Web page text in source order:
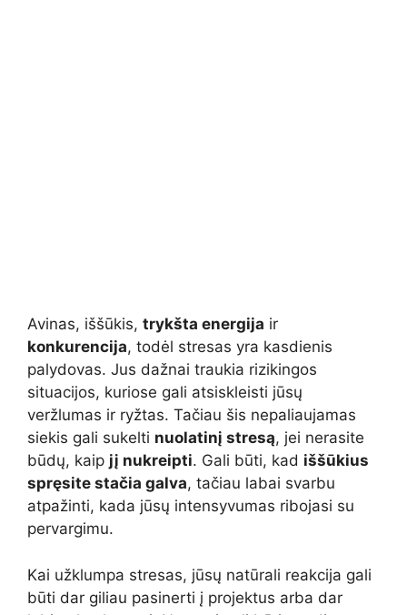
Avinas, iššūkis, trykšta energija ir
konkurencija, todėl stresas yra kasdienis
palydovas. Jus dažnai traukia rizikingos
situacijos, kuriose gali atsiskleisti jūsų
veržlumas ir ryžtas. Tačiau šis nepaliaujamas
siekis gali sukelti nuolatinį stresą, jei nerasite
būdų, kaip jį nukreipti. Gali būti, kad iššūkius
spręsite stačia galva, tačiau labai svarbu
atpažinti, kada jūsų intensyvumas ribojasi su
pervargimu.
Kai užklumpa stresas, jūsų natūrali reakcija gali
būti dar giliau pasinerti į projektus arba dar